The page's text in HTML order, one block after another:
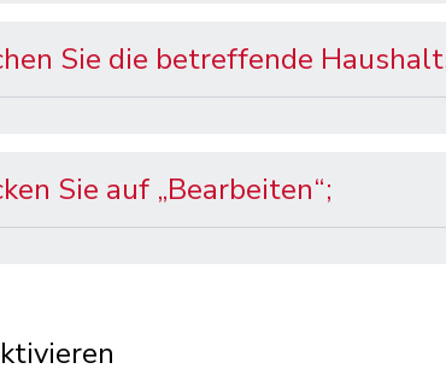
Sie die betreffende
Sie auf „Bearbeiten“;